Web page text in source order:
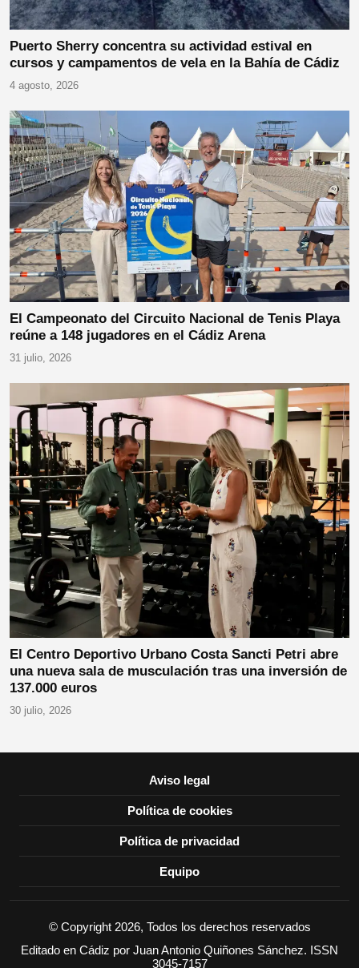
Puerto Sherry concentra su actividad estival en
cursos y campamentos de vela en la Bahía de Cádiz
4 agosto, 2026
El Campeonato del Circuito Nacional de Tenis Playa
reúne a 148 jugadores en el Cádiz Arena
31 julio, 2026
El Centro Deportivo Urbano Costa Sancti Petri abre
una nueva sala de musculación tras una inversión de
137.000 euros
30 julio, 2026
Aviso legal
Política de cookies
Política de privacidad
Equipo
© Copyright 2026, Todos los derechos reservados
Editado en Cádiz por Juan Antonio Quiñones Sánchez. ISSN
3045-7157